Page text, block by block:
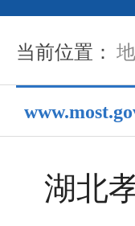
当前位置：
湖北